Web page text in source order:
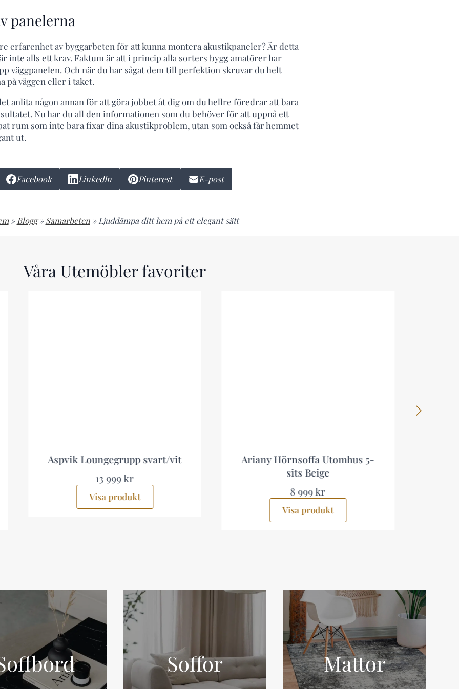
panelerna
erfarenhet av byggarbeten för att kunna montera akustikpaneler? Är detta
inte alls ett krav. Faktum är att i princip alla sorters bygg amatörer har
väggpanelen. Och när du har sågat dem till perfektion skruvar du helt
på väggen eller i taket.
anlita någon annan för att göra jobbet åt dig om du hellre föredrar att bara
Nu har du all den informationen som du behöver för att uppnå ett
rum som inte bara fixar dina akustikproblem, utan som också får hemmet
ut.
Facebook LinkedIn Pinterest E-post
» Blogg » Samarbeten » Ljuddämpa ditt hem på ett elegant sätt
Våra Utemöbler favoriter
svart/vit
Ariany Hörnsoffa Utomhus 5-
Bahamas utomhus divansoffa
Soffor Mattor